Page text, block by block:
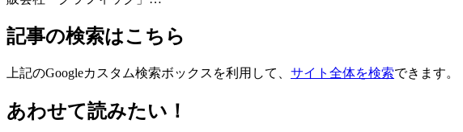
記事の検索はこちら
上記のGoogleカスタム検索ボックスを利用して、 サイト全体を検索できます。
あわせて読みたい！